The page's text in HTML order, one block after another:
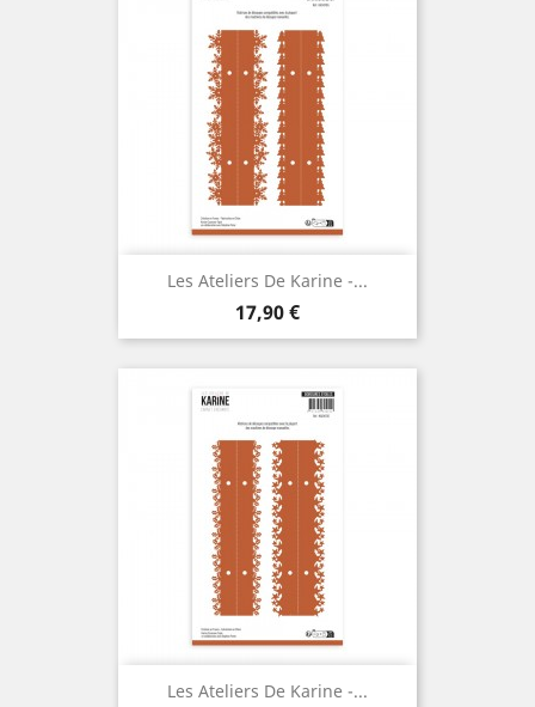
Les Ateliers De Karine -...
Prix
17,90 €
Les Ateliers De Karine -...